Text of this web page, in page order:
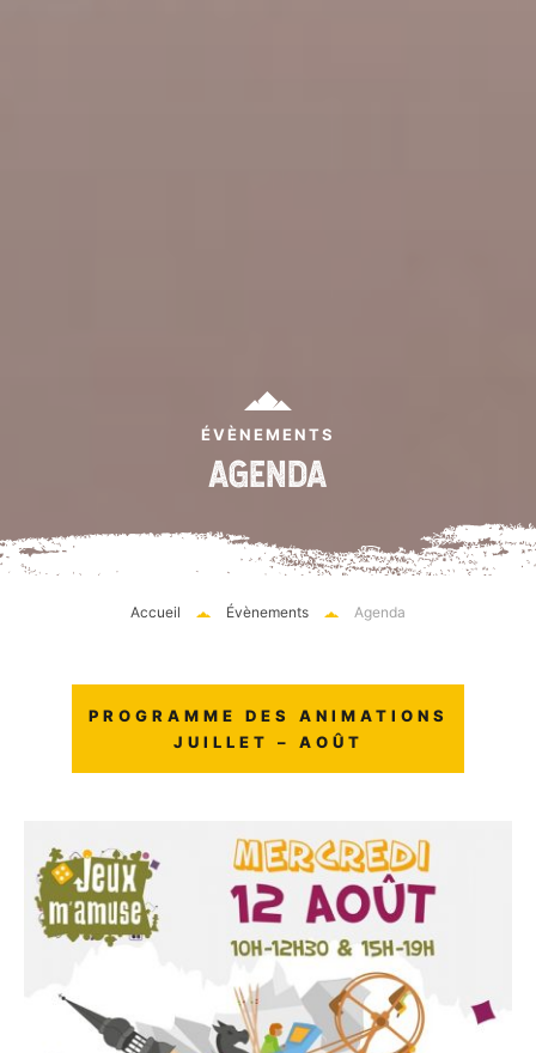
ÉVÈNEMENTS
AGENDA
Accueil Évènements Agenda
PROGRAMME DES ANIMATIONS
JUILLET – AOÛT